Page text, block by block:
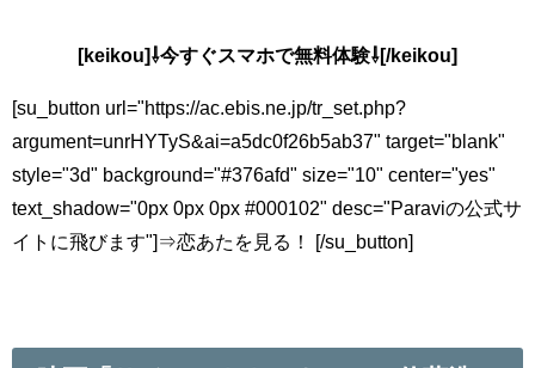
[keikou]⇩今すぐスマホで無料体験⇩[/keikou]
[su_button url="https://ac.ebis.ne.jp/tr_set.php?
argument=unrHYTyS&ai=a5dc0f26b5ab37" target="blank"
style="3d" background="#376afd" size="10" center="yes"
text_shadow="0px 0px 0px #000102" desc="Paraviの公式サ
イトに飛びます"]⇒恋あたを見る！ [/su_button]